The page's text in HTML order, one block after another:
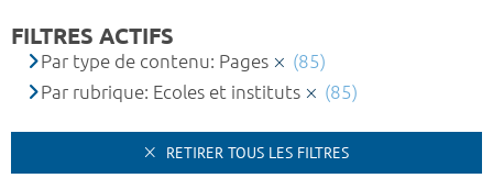
FILTRES ACTIFS
Par type de contenu: Pages
(85)
Par rubrique: Ecoles et instituts
(85)
RETIRER TOUS LES FILTRES